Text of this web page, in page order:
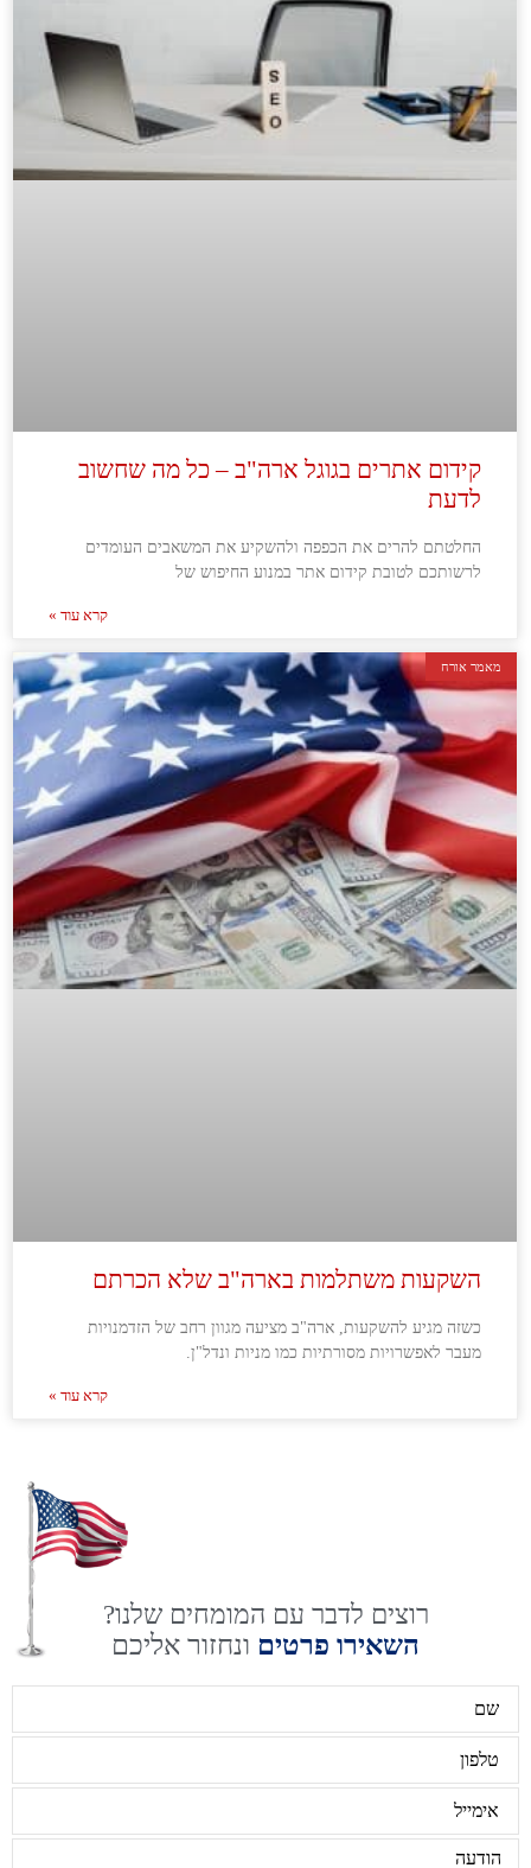
קידום אתרים בגוגל ארה"ב – כל מה שחשוב
לדעת
החלטתם להרים את הכפפה ולהשקיע את המשאבים העומדים
לרשותכם לטובת קידום אתר במנוע החיפוש של
קרא עוד »
מאמר אורח
השקעות משתלמות בארה"ב שלא הכרתם
כשזה מגיע להשקעות, ארה"ב מציעה מגוון רחב של הזדמנויות
מעבר לאפשרויות מסורתיות כמו מניות ונדל"ן.
קרא עוד »
רוצים לדבר עם המומחים שלנו?
השאירו פרטים ונחזור אליכם